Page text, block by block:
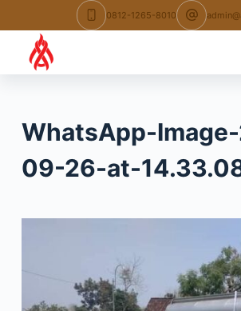
to
content
0812-1265-8010
WhatsApp-
09-26-at-